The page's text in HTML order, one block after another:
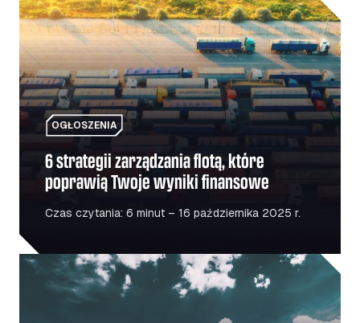
6 strategii zarządzania flotą, które poprawią Twoje
OGŁOSZENIA
6 strategii zarządzania flotą, które
poprawią Twoje wyniki finansowe
Czas czytania: 6 minut – 16 października 2025 r.
Boom infrastrukturalny w Rumunii – co to oznacza dla